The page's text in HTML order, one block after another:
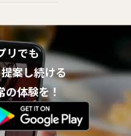
リでも
案し続ける
の体験を！